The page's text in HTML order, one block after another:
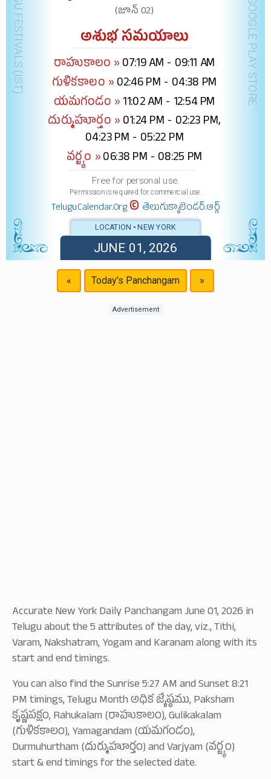
(జూన్ 02)
అశుభ సమయాలు
రాహుకాలం » 07:19 AM - 09:11 AM
గుళికకాలం » 02:46 PM - 04:38 PM
యమగండం » 11:02 AM - 12:54 PM
దుర్ముహూర్తం » 01:24 PM - 02:23 PM,
04:23 PM - 05:22 PM
వర్జ్యం »06:38 PM - 08:25 PM
Free for personal use.
Permission is required for commercial use.
TeluguCalendar.Org© తెలుగుక్యాలెండర్.ఆర్గ్
LOCATION • NEW YORK
JUNE 01, 2026
« Today's Panchangam »
Advertisement
Accurate New York Daily Panchangam June 01, 2026 in
Telugu about the 5 attributes of the day, viz., Tithi,
Varam, Nakshatram, Yogam and Karanam along with its
start and end timings.
You can also find the Sunrise 5:27 AM and Sunset 8:21
PM timings, Telugu Month అధిక జ్యేష్ఠము, Paksham
కృష్ణపక్షం, Rahukalam (రాహుకాలం), Gulikakalam
(గుళికకాలం), Yamagandam (యమగండం),
Durmuhurtham (దుర్ముహూర్తం) and Varjyam (వర్జ్యం)
start & end timings for the selected date.